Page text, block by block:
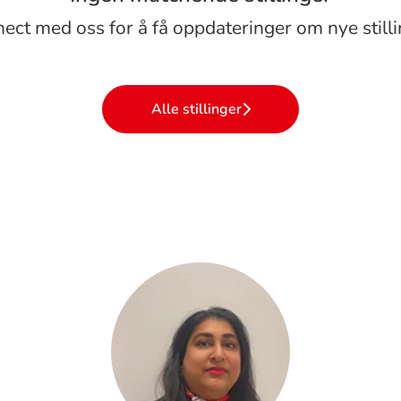
med oss for å få oppdateringer om nye
Alle stillinger